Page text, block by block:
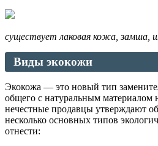
существует лаковая кожа, замша,
Виды экокожи
Экокожа — это новый тип
общего с натуральным материалом
нечестные продавцы утверждают
несколько основных типов
отнести: